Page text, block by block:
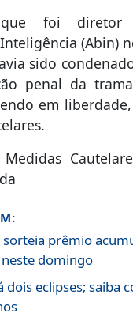
que foi diretor
(Abin)
sido
penal da
em
sorteia prêmio
domingo
dois eclipses; saiba